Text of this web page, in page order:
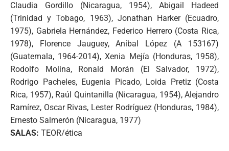
Claudia Gordillo (Nicaragua, 1954), Abigail Hadeed
(Trinidad y Tobago, 1963), Jonathan Harker (Ecuadro,
1975), Gabriela Hernández, Federico Herrero (Costa Rica,
1978), Florence Jauguey, Aníbal López (A 153167)
(Guatemala, 1964-2014), Xenia Mejía (Honduras, 1958),
Rodolfo Molina, Ronald Morán (El Salvador, 1972),
Rodrigo Pacheles, Eugenia Picado, Loida Pretiz (Costa
Rica, 1957), Raúl Quintanilla (Nicaragua, 1954), Alejandro
Ramírez, Oscar Rivas, Lester Rodríguez (Honduras, 1984),
Ernesto Salmerón (Nicaragua, 1977)
SALAS: TEOR/ética